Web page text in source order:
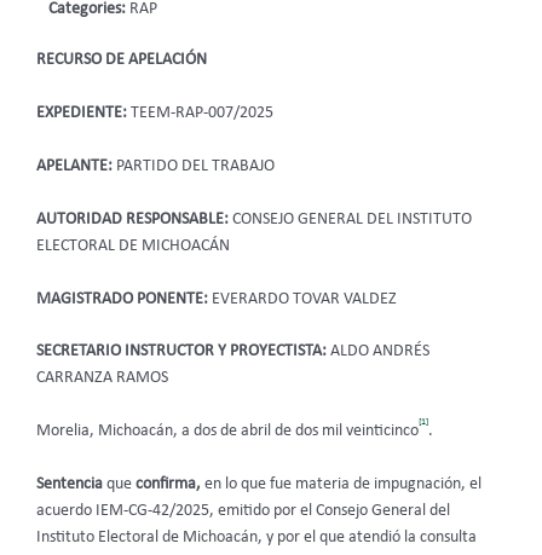
RECURSO DE APELACIÓN
EXPEDIENTE: TEEM-RAP-007/2025
APELANTE: PARTIDO DEL TRABAJO
AUTORIDAD RESPONSABLE: CONSEJO GENERAL DEL INSTITUTO
ELECTORAL DE MICHOACÁN
MAGISTRADO PONENTE: EVERARDO TOVAR VALDEZ
SECRETARIO INSTRUCTOR Y PROYECTISTA: ALDO ANDRÉS
CARRANZA RAMOS
Morelia, Michoacán, a dos de abril de dos mil veinticinco
[1]
.
Sentencia que confirma, en lo que fue materia de impugnación, el
acuerdo IEM-CG-42/2025, emitido por el Consejo General del
Instituto Electoral de Michoacán, y por el que atendió la consulta
Categories: RAP